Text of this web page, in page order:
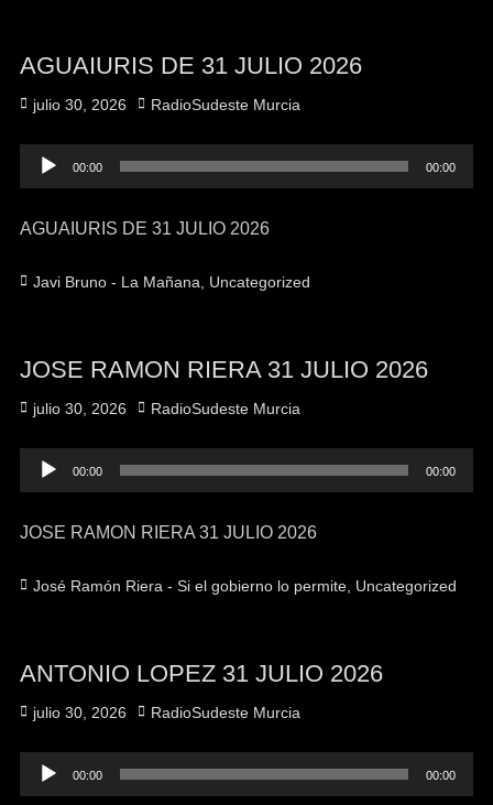
AGUAIURIS DE 31 JULIO 2026
julio 30, 2026 RadioSudeste Murcia
Reproductor
de
00:00 00:00
AGUAIURIS DE 31 JULIO 2026
Javi Bruno - La Mañana Uncategorized
JOSE RAMON RIERA 31 JULIO 2026
julio 30, 2026 RadioSudeste Murcia
Reproductor
de
00:00 00:00
JOSE RAMON RIERA 31 JULIO 2026
José Ramón Riera - Si el gobierno lo permite, Uncategorized
ANTONIO LOPEZ 31 JULIO 2026
julio 30, 2026 RadioSudeste Murcia
Reproductor
de
00:00 00:00